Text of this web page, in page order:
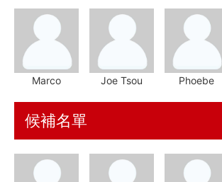
服務條款
Marco Joe Tsou Phoebe
候補名單